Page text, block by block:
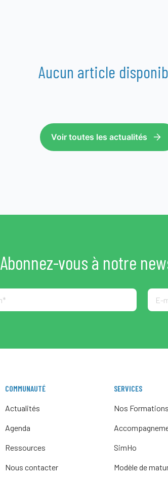
Aucun article
Voir toutes les actualités
Abonnez-vous à notre
COMMUNAUTÉ
Actualités
Agenda
Ressources
Nous contacter
SERVICES
Nos Formations
SimHo
Modèle de